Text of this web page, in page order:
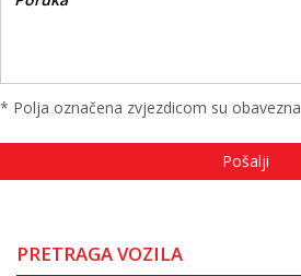
* Polja označena zvjezdicom su obavezna
PRETRAGA VOZILA